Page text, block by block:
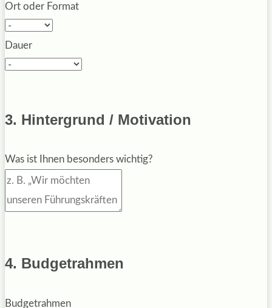
Ort oder Format
Dauer
3. Hintergrund / Motivation
Was ist Ihnen besonders wichtig?
4. Budgetrahmen
Budgetrahmen